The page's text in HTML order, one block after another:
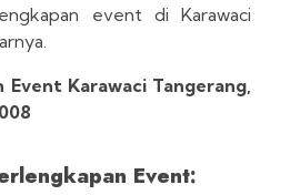
event di Karawaci
Event Karawaci Tangerang,
Event: